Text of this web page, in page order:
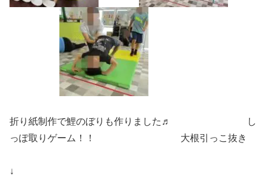
折り紙制作で鯉のぼりも作りました♬ し
っぽ取りゲーム！！ 大根引っこ抜き
↓